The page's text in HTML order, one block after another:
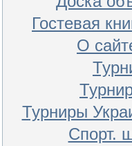
Гостевая
О
Турниры
Спорт.